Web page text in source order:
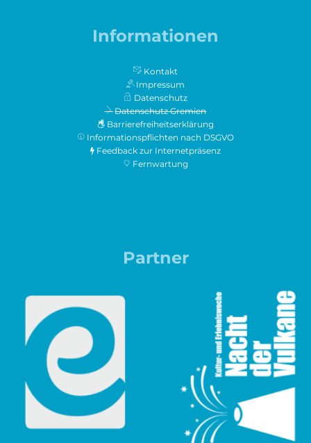
Informationen
Kontakt
Impressum
Datenschutz
Datenschutz Gremien
Barrierefreiheitserklärung
Informationspflichten nach DSGVO
Feedback zur Internetpräsenz
Fernwartung
Partner